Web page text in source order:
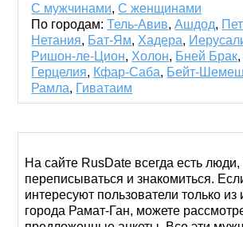
collapse
contents
С мужчинами,С женщинами
По городам: Тель-Авив,Ашдод,
Нетания, Бат-Ям, Хадера,
Ришон-ле-Цион, Холон, Бней Брак
Герцелия, Кфар-Саба, Бейт-Шемеш
Рамла, Гиватаим
На сайте RusDate всегда есть
переписываться и знакомиться.
интересуют пользователи только из
города Рамат-Ган, можете